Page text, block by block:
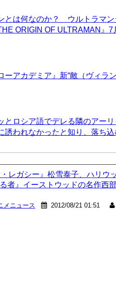
とは何なのか？ ウルトラマン
ORIGIN OF ULTRAMAN』7
ーアカデミア』新“敵（ヴィラ
とロシア語でデレる隣のアー
誘われなかったと知り、落ち込
レガシー』松雪泰子、ハリウ
者』イーストウッドの名作西
メニュース 2012/08/21 01:51